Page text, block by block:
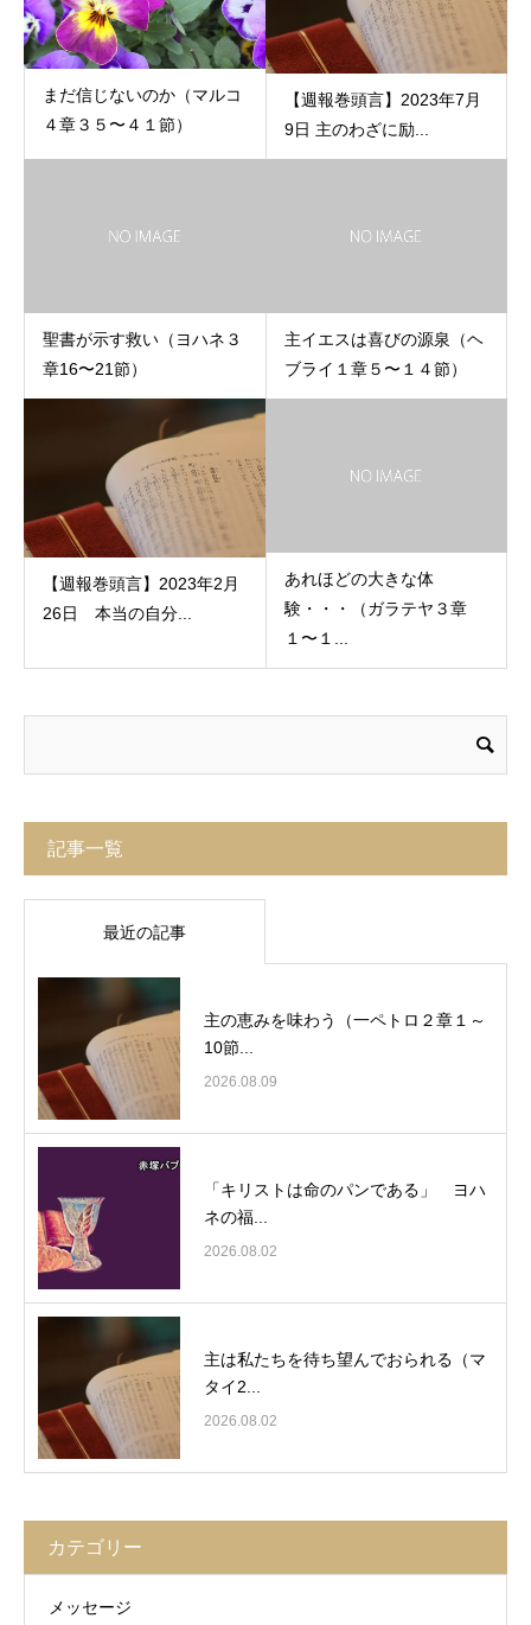
まだ信じないのか（マルコ
４章３５〜４１節）
【週報巻頭言】2023年7月
9日 主のわざに励...
聖書が示す救い（ヨハネ３
章16〜21節）
主イエスは喜びの源泉（ヘ
ブライ１章５〜１４節）
【週報巻頭言】2023年2月
26日 本当の自分...
あれほどの大きな体
験・・・（ガラテヤ３章
１〜１...
記事一覧
最近の記事
主の恵みを味わう（一ペトロ２章１～
10節...
2026.08.09
「キリストは命のパンである」 ヨハ
ネの福...
2026.08.02
主は私たちを待ち望んでおられる（マ
タイ2...
2026.08.02
カテゴリー
メッセージ